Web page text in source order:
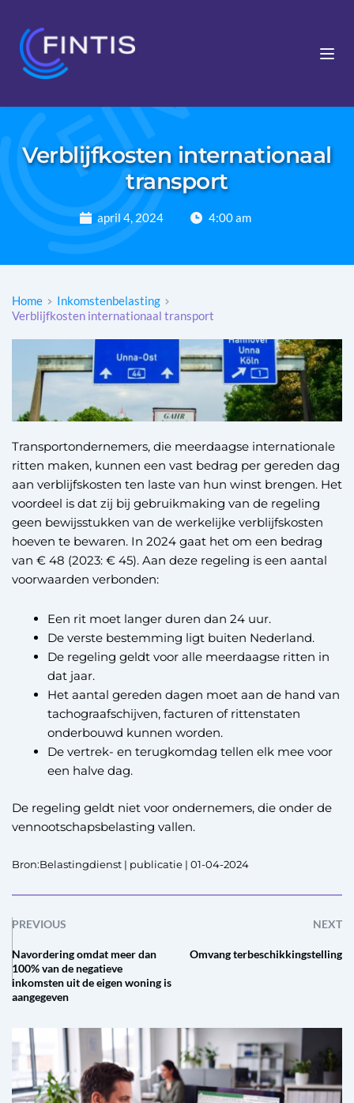
Verblijfkosten internationaal
transport
april 4, 2024 4:00 am
Home
Inkomstenbelasting
Verblijfkosten internationaal transport
Transportondernemers, die meerdaagse internationale
ritten maken, kunnen een vast bedrag per gereden dag
aan verblijfskosten ten laste van hun winst brengen. Het
voordeel is dat zij bij gebruikmaking van de regeling
geen bewijsstukken van de werkelijke verblijfskosten
hoeven te bewaren. In 2024 gaat het om een bedrag
van € 48 (2023: € 45). Aan deze regeling is een aantal
voorwaarden verbonden:
Een rit moet langer duren dan 24 uur.
De verste bestemming ligt buiten Nederland.
De regeling geldt voor alle meerdaagse ritten in
dat jaar.
Het aantal gereden dagen moet aan de hand van
tachograafschijven, facturen of rittenstaten
onderbouwd kunnen worden.
De vertrek- en terugkomdag tellen elk mee voor
een halve dag.
De regeling geldt niet voor ondernemers, die onder de
vennootschapsbelasting vallen.
Bron:Belastingdienst | publicatie | 01-04-2024
PREVIOUS NEXT
Navordering omdat meer dan
100% van de negatieve
inkomsten uit de eigen woning is
aangegeven
Omvang terbeschikkingstelling